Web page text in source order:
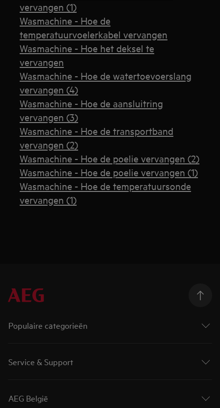
vervangen (1)
Wasmachine - Hoe de
temperatuurvoelerkabel vervangen
Wasmachine - Hoe het deksel te
vervangen
Wasmachine - Hoe de watertoevoerslang
vervangen (4)
Wasmachine - Hoe de aansluitring
vervangen (3)
Wasmachine - Hoe de transportband
vervangen (2)
Wasmachine - Hoe de poelie vervangen (2)
Wasmachine - Hoe de poelie vervangen (1)
Wasmachine - Hoe de temperatuursonde
vervangen (1)
Populaire categorieën
Service & Support
AEG België